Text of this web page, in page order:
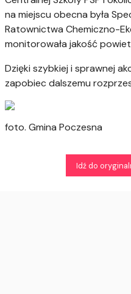
na miejscu obecna była
Ratownictwa Chemiczno-
monitorowała jakość
Dzięki szybkiej i sprawnej
zapobiec dalszemu
foto. Gmina Poczesna
Idź do